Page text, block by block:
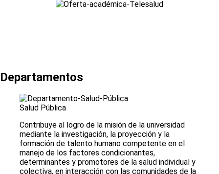
Departamentos
Salud Pública
Contribuye al logro de la misión de la universidad
mediante la investigación, la proyección y la
formación de talento humano competente en el
manejo de los factores condicionantes,
determinantes y promotores de la salud individual y
colectiva, en interacción con las comunidades de la